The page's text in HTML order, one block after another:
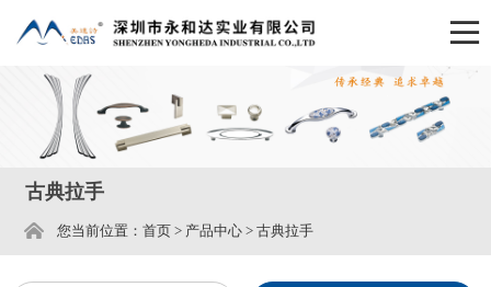
古典拉手
您当前位置： 首页> 产品中心> 古典拉手